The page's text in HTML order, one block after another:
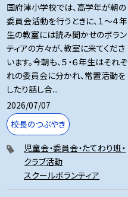
国府津小学校では、高学年が朝の
委員会活動を行うときに、１〜４年
生の教室には読み聞かせのボラン
ティアの方々が、教室に来てくださ
います。今朝も、５・６年生はそれぞ
れの委員会に分かれ、常置活動を
したり話し合...
2026/07/07
校長のつぶやき
児童会・委員会・たてわり班・
クラブ活動
スクールボランティア